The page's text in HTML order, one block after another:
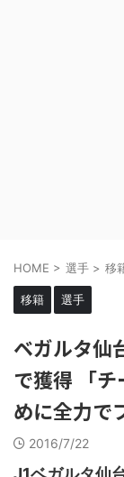
HOME > 選手 > 移
移籍 選手
ベガルタ仙
で獲得 「
めに全力で
2016/7/22